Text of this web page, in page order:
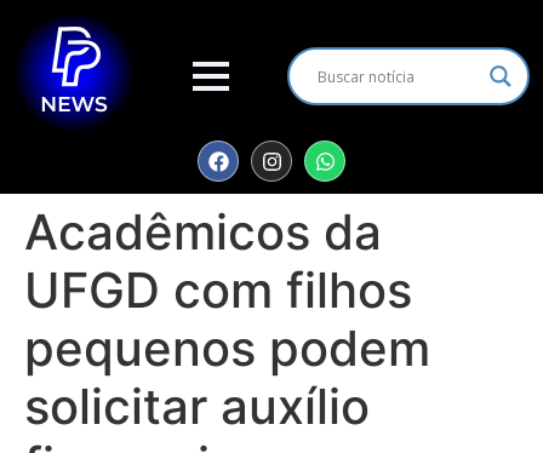
Acadêmicos da
UFGD com filhos
pequenos podem
solicitar auxílio